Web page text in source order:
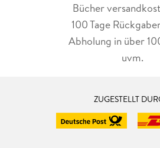
Bücher
100 Tage
Abholung in über
uvm.
ZUGESTELLT